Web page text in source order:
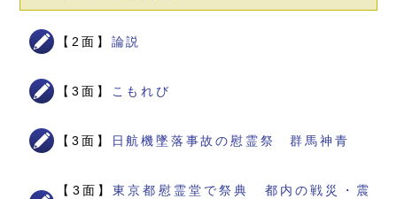
【2面】 論説
【3面】 こもれび
【3面】 日航機墜落事故の慰霊祭 群馬神青
【3面】東京都慰霊堂で祭典 都内の戦災・震